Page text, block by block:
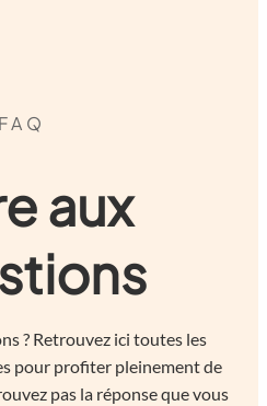
FAQ
aux
? Retrouvez ici toutes les
pour profiter pleinement de
pas la réponse que vous